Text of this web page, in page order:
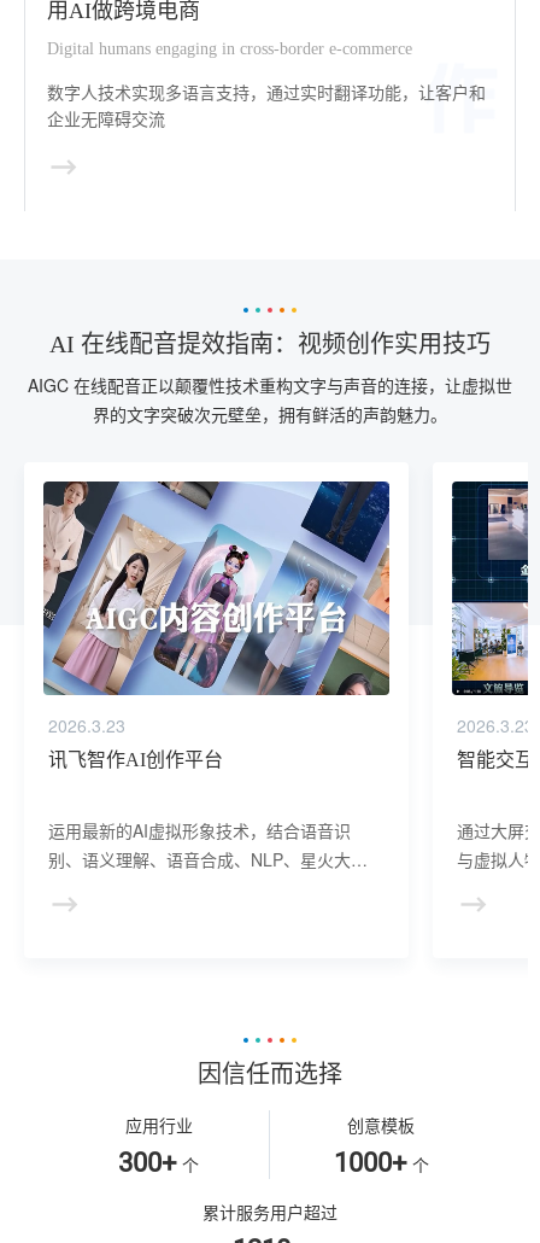
用AI做跨境电商
Digital humans engaging in cross-border e-commerce
数字人技术实现多语言支持，通过实时翻译功能，让客户和
企业无障碍交流
AI 在线配音提效指南：视频创作实用技巧
AIGC 在线配音正以颠覆性技术重构文字与声音的连接，让虚拟世
界的文字突破次元壁垒，拥有鲜活的声韵魅力。
2026.3.23
讯飞智作AI创作平台
运用最新的AI虚拟形象技术，结合语音识
别、语义理解、语音合成、NLP、星火大模
建、AI驱动、多模态交互的多场景虚拟人产
2026.3.23
智能交互
通过大屏
与虚拟人
景，可广
因信任而选择
应用行业
300+ 个
创意模板
1000+ 个
累计服务用户超过